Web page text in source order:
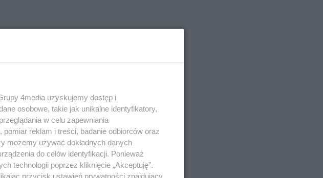
4media uzyskujemy dostęp i
osobowe, takie jak unikalne identyfikatory,
w celu zapewniania
reklam i treści, badanie odbiorców oraz
możemy używać dokładnych danych
do celów identyfikacji. Ponieważ
technologii poprzez kliknięcie „Akceptuję”.
przycisk ustawień prywatności znajdujący